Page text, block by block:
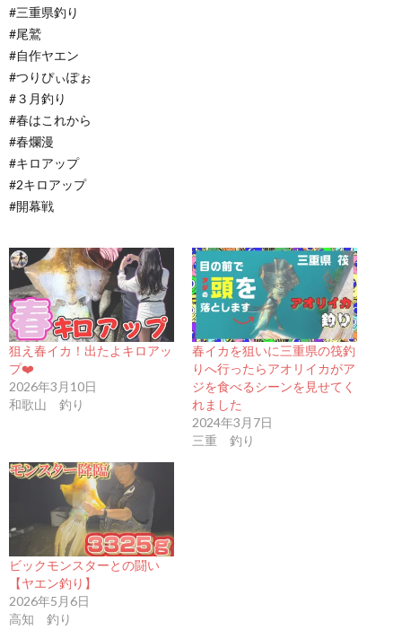
#三重県釣り
#尾鷲
#自作ヤエン
#つりぴぃぽぉ
#３月釣り
#春はこれから
#春爛漫
#キロアップ
#2キロアップ
#開幕戦
狙え春イカ！出たよキロアッ
プ❤️
2026年3月10日
和歌山 釣り
春イカを狙いに三重県の筏釣
りへ行ったらアオリイカがア
ジを食べるシーンを見せてく
れました
2024年3月7日
三重 釣り
ビックモンスターとの闘い
【ヤエン釣り】
2026年5月6日
高知 釣り